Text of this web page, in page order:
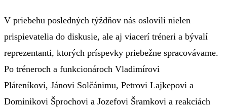
V priebehu posledných týždňov nás oslovili nielen
prispievatelia do diskusie, ale aj viacerí tréneri a bývalí
reprezentanti, ktorých príspevky priebežne spracovávame.
Po tréneroch a funkcionároch Vladimírovi
Pláteníkovi, Jánovi Solčánimu, Petrovi Lajkepovi a
Dominikovi Šprochovi a Jozefovi Šramkovi a reakciách